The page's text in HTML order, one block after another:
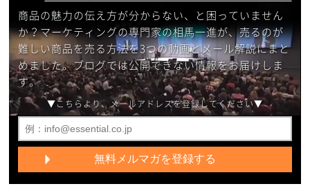
商品の魅力の伝え方が分からない、と困っていません
か？マーケティングの専門家の相馬一進が、売るのが
難しい商品を売る方法を3つの動画とメール解説にまと
めました。ブログでは公開できない情報をお届けしま
す。
▼こちらより、メールアドレスを登録してください▼